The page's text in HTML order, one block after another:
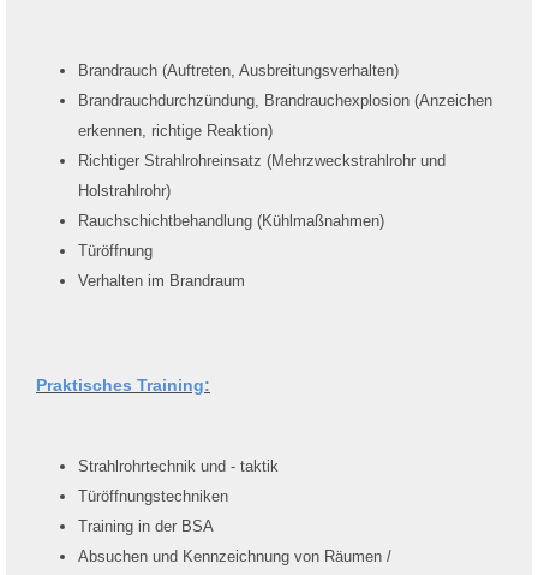
Brandrauch (Auftreten, Ausbreitungsverhalten)
Brandrauchdurchzündung, Brandrauchexplosion (Anzeichen
erkennen, richtige Reaktion)
Richtiger Strahlrohreinsatz (Mehrzweckstrahlrohr und
Holstrahlrohr)
Rauchschichtbehandlung (Kühlmaßnahmen)
Türöffnung
Verhalten im Brandraum
Praktisches Training:
Strahlrohrtechnik und - taktik
Türöffnungstechniken
Training in der BSA
Absuchen und Kennzeichnung von Räumen /